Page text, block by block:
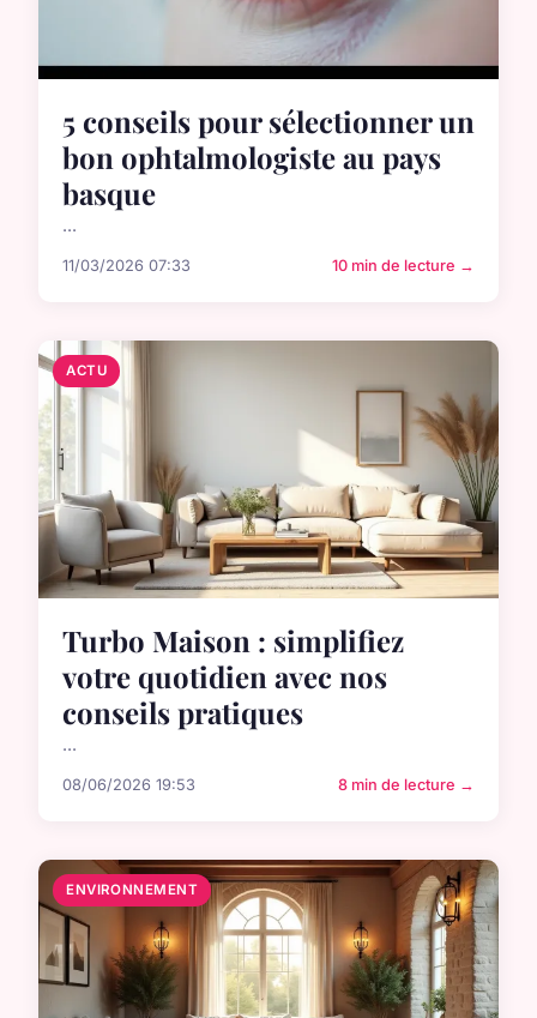
5 conseils pour sélectionner un
bon ophtalmologiste au pays
basque
...
11/03/2026 07:33 10 min de lecture →
ACTU
Turbo Maison : simplifiez
votre quotidien avec nos
conseils pratiques
...
08/06/2026 19:53 8 min de lecture →
ENVIRONNEMENT